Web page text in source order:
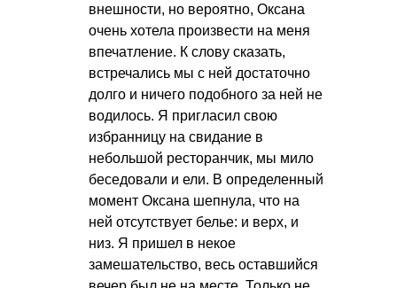
внешности, но вероятно, Оксана
очень хотела произвести на меня
впечатление. К слову сказать,
встречались мы с ней достаточно
долго и ничего подобного за ней не
водилось. Я пригласил свою
избранницу на свидание в
небольшой ресторанчик, мы мило
беседовали и ели. В определенный
момент Оксана шепнула, что на
ней отсутствует белье: и верх, и
низ. Я пришел в некое
замешательство, весь оставшийся